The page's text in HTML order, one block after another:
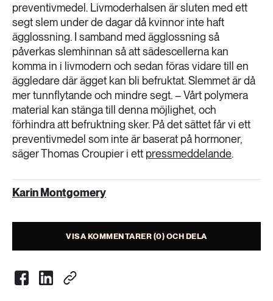
preventivmedel. Livmoderhalsen är sluten med ett
segt slem under de dagar då kvinnor inte haft
ägglossning. I samband med ägglossning så
påverkas slemhinnan så att sädescellerna kan
komma in i livmodern och sedan föras vidare till en
äggledare där ägget kan bli befruktat. Slemmet är då
mer tunnflytande och mindre segt. – Vårt polymera
material kan stänga till denna möjlighet, och
förhindra att befruktning sker. På det sättet får vi ett
preventivmedel som inte är baserat på hormoner,
säger Thomas Croupier i ett pressmeddelande.
Karin Montgomery
VISA KOMMENTARER (0) OCH DELA